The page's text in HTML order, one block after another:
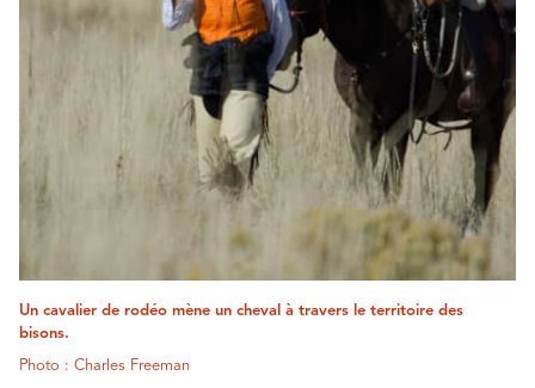
Un cavalier de rodéo mène un cheval à travers le territoire des
bisons.
Photo : Charles Freeman